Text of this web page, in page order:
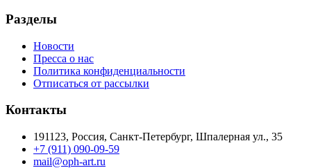
Разделы
Новости
Пресса о нас
Политика конфиденциальности
Отписаться от рассылки
Контакты
191123, Россия, Санкт-Петербург, Шпалерная ул., 35
+7 (911) 090-09-59
mail@oph-art.ru